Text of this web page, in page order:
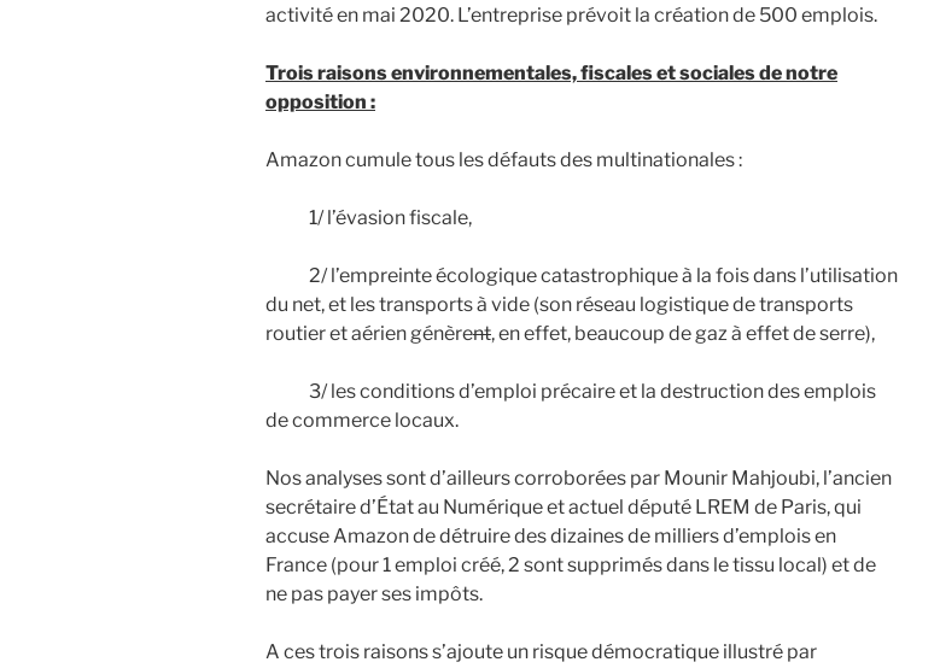
activité en mai 2020. L’entreprise prévoit la création de 500 emplois.
Trois raisons environnementales, fiscales et sociales de notre
opposition :
Amazon cumule tous les défauts des multinationales :
1/ l’évasion fiscale,
2/ l’empreinte écologique catastrophique à la fois dans l’utilisation
du net, et les transports à vide (son réseau logistique de transports
routier et aérien génèrent, en effet, beaucoup de gaz à effet de serre),
3/ les conditions d’emploi précaire et la destruction des emplois
de commerce locaux.
Nos analyses sont d’ailleurs corroborées par Mounir Mahjoubi, l’ancien
secrétaire d’État au Numérique et actuel député LREM de Paris, qui
accuse Amazon de détruire des dizaines de milliers d’emplois en
France (pour 1 emploi créé, 2 sont supprimés dans le tissu local) et de
ne pas payer ses impôts.
A ces trois raisons s’ajoute un risque démocratique illustré par